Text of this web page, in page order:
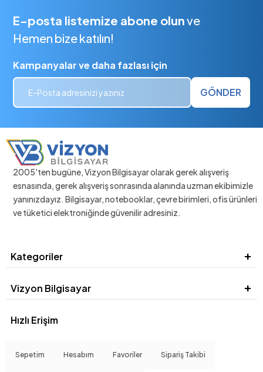
E-posta listemize abone olunve
Hemen bize katılın!
Kampanyalar ve daha fazlası için
GÖNDER
2005'ten bugüne, Vizyon Bilgisayar olarak gerek alışveriş
esnasında, gerek alışveriş sonrasında alanında uzman ekibimizle
yanınızdayız. Bilgisayar, notebooklar, çevre birimleri, ofis ürünleri
ve tüketici elektroniğinde güvenilir adresiniz.
Kategoriler
Vizyon Bilgisayar
Hızlı Erişim
Sepetim Hesabım Favoriler Sipariş Takibi